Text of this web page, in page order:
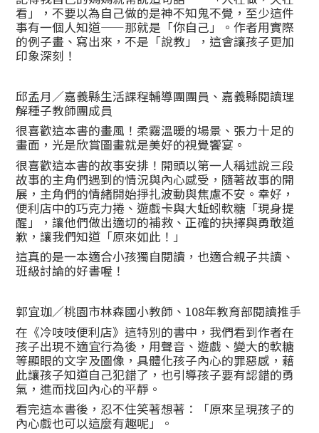
看」，不要以為自己做的是神不知鬼不覺，至少這件
事有一個人知道——那就是「你自己」。作者用實際
的例子畫、寫出來，不是「說教」，這會讓孩子更加
印象深刻！
邱孟月／嘉義縣生活課程輔導團團員、嘉義縣閱讀理
解種子教師團成員
很喜歡這本書的畫風！柔霧溫暖的場景、張力十足的
畫面，光是欣賞圖畫就是美好的視覺饗宴。
很喜歡這本書的故事安排！開頭以第一人稱述說三段
故事的主角們遇到的情況與內心感受，隨著故事的開
展，主角們的情緒開始掙扎波動與焦慮不安。幸好，
便利店中的巧克力捲、遊戲卡與大蚯蚓軟糖「現身提
醒」，讓他們做出適切的補救、正確的抉擇與勇敢道
歉，讓我們知道「原來如此！」
這真的是一本適合小孩獨自閱讀，也適合親子共讀、
班級討論的好書喔！
郭宜珈／桃園市林森國小教師、108年教育部閱讀推手
在《冷吱吱便利店》這特別的書中，我們看到作者在
孩子出現不適宜行為後，用聲音、遊戲、變大的軟糖
等顯眼的文字及圖像，具體化孩子內心的罪惡感，藉
此讓孩子知道自己犯錯了，也引導孩子要有認錯的勇
氣，進而找回內心的平靜。
看完這本書後，忍不住笑著想著：「原來呈現孩子的
內心戲也可以這麼有趣呢」。